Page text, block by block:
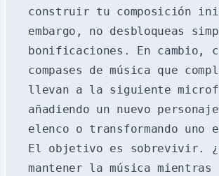
construir tu composición
embargo, no desbloqueas
bonificaciones. En cambio,
compases de música que
llevan a la siguiente
añadiendo un nuevo
elenco o transformando uno
El objetivo es sobrevivir.
mantener la música mientras